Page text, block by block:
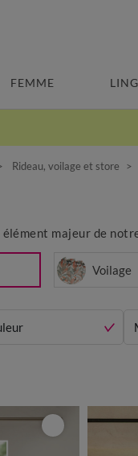
FEMME
Rideau, voilage et store
élément majeur de
Voilage